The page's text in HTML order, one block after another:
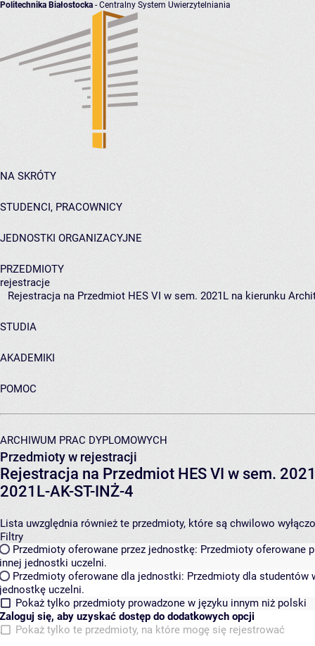
Politechnika Białostocka - Centralny System Uwierzytelniania
NA SKRÓTY
STUDENCI, PRACOWNICY
JEDNOSTKI ORGANIZACYJNE
PRZEDMIOTY
rejestracje
Rejestracja na Przedmiot HES VI w sem. 2021L na kierunku
STUDIA
AKADEMIKI
POMOC
ARCHIWUM PRAC DYPLOMOWYCH
Przedmioty w rejestracji
Rejestracja na Przedmiot HES VI w sem.
2021L-AK-ST-INŻ-4
Lista uwzględnia również te przedmioty, które są chwilowo
Filtry
Przedmioty oferowane przez jednostkę: Przedmioty oferowane
innej jednostki uczelni.
Przedmioty oferowane dla jednostki: Przedmioty dla studentów
jednostkę uczelni.
Pokaż tylko przedmioty prowadzone w języku innym niż polski
Zaloguj się, aby uzyskać dostęp do dodatkowych opcji
Pokaż tylko te przedmioty, na które mogę się rejestrować